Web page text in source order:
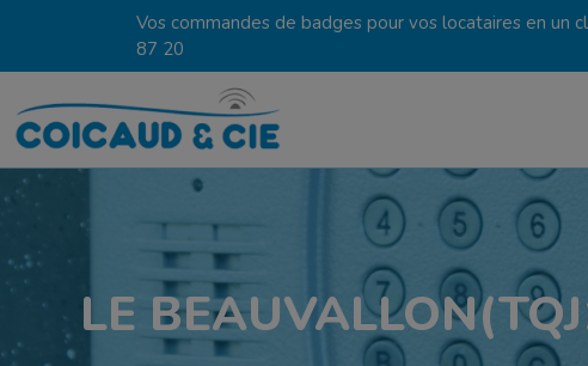
Vos commandes de badges pour vos locataires en un
87 20
LE